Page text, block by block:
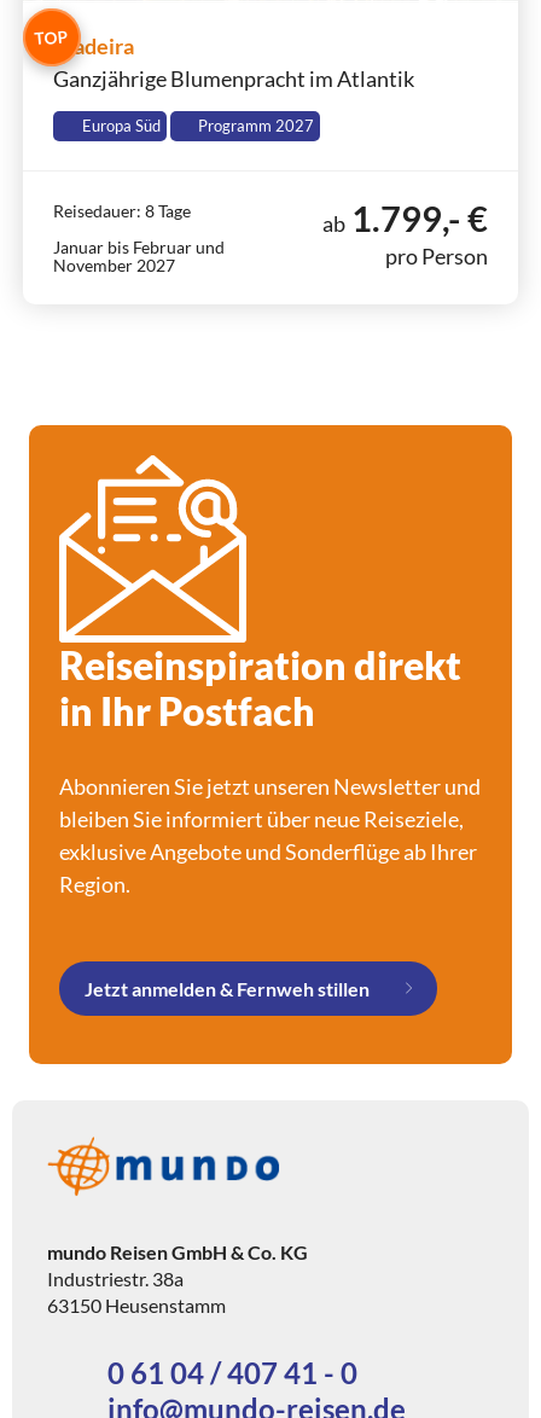
TOPMadeira
Ganzjährige Blumenpracht im Atlantik
Europa Süd Programm 2027
Reisedauer: 8 Tage
Januar bis Februar und
November 2027
ab 1.799,- €
pro Person
Reiseinspiration direkt
in Ihr Postfach
Abonnieren Sie jetzt unseren Newsletter und
bleiben Sie informiert über neue Reiseziele,
exklusive Angebote und Sonderflüge ab Ihrer
Region.
Jetzt anmelden & Fernweh stillen
mundo Reisen GmbH & Co. KG
Industriestr. 38a
63150 Heusenstamm
0 61 04 / 407 41 - 0
info@mundo-reisen.de